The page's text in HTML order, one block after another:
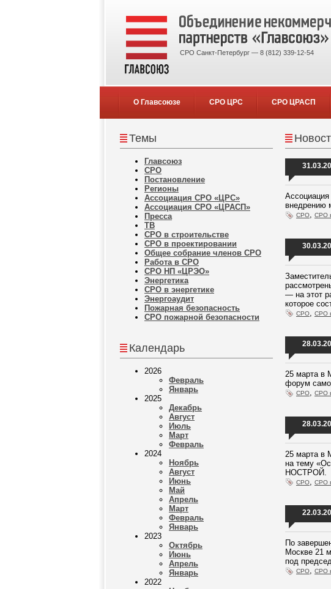
СРО Санкт-Петербург — 8 (812) 339-12-54
О Главсоюзе СРО ЦРС СРО ЦРАСП
Темы
Главсоюз
СРО
Постановление
Регионы
Ассоциация СРО «ЦРС»
Ассоциация СРО «ЦРАСП»
Пресса
ТВ
СРО в строительстве
СРО в проектировании
Общее собрание членов СРО
Работа в СРО
СРО НП «ЦРЭО»
Энергетика
СРО в энергетике
Энергоаудит
Пожарная безопасность
СРО пожарной безопасности
Календарь
2026
Февраль
Январь
2025
Декабрь
Август
Июль
Март
Февраль
2024
Ноябрь
Август
Июнь
Май
Апрель
Март
Февраль
Январь
2023
Октябрь
Июнь
Апрель
Январь
2022
Ассоциация
внедрению
СРО, СРО
— на этот
которое
СРО СРО
25 марта в
форум
СРО, СРО
25 марта в
на тему
НОСТРОЙ.
СРО СРО
По
Москве 21
под
СРО, СРО